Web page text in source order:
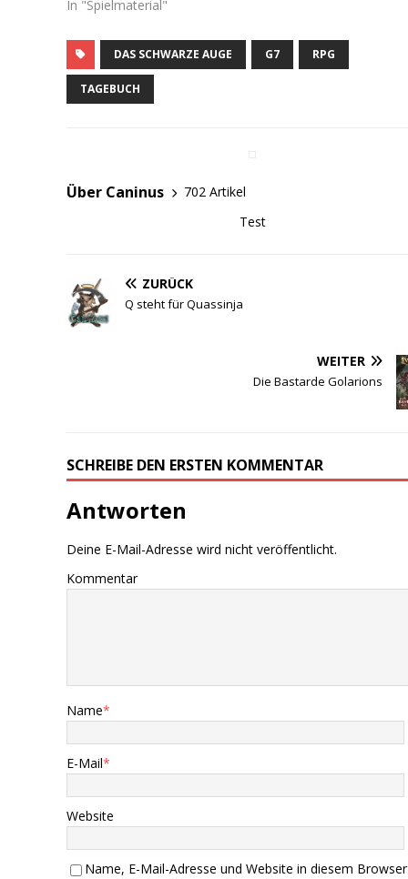
In "Spielmaterial"
DAS SCHWARZE AUGE G7 RPG
TAGEBUCH
Über Caninus
702 Artikel
Test
ZURÜCK
Q steht für Quassinja
WEITER
Die Bastarde Golarions
SCHREIBE DEN ERSTEN KOMMENTAR
Antworten
Deine E-Mail-Adresse wird nicht veröffentlicht.
Kommentar
Name*
E-Mail*
Website
Name, E-Mail-Adresse und Website in diesem